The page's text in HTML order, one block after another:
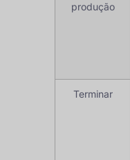
produção
Terminar